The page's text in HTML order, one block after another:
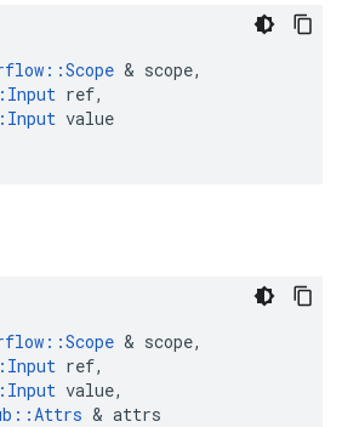
::Scope & scope,
Input ref,
Input value
::Scope & scope,
Input ref,
Input value,
::Attrs & attrs